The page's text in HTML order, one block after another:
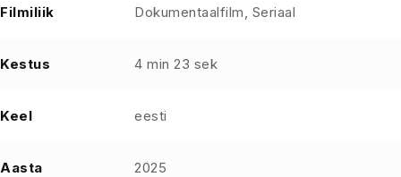
Filmiliik Dokumentaalfilm, Seriaal
Kestus 4 min 23 sek
Keel eesti
Aasta 2025